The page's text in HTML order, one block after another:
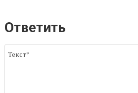
Ответить